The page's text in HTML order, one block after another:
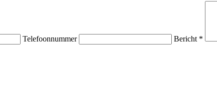
Telefoonnummer Bericht *